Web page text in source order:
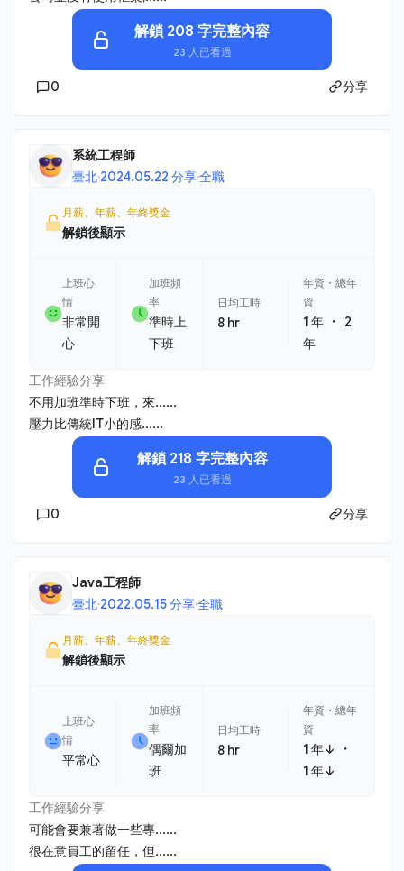
解鎖 208 字完整內容
23 人已看過
0 分享
系統工程師
臺北·2024.05.22 分享·全職
月薪、年薪、年終獎金
解鎖後顯示
上班心
情
非常開
心
加班頻
率
準時上
下班
日均工時
8 hr
年資・總年
資
1 年 ・
2
年
工作經驗分享
不用加班準時下班，來......
壓力比傳統IT小的感......
解鎖 218 字完整內容
23 人已看過
0 分享
Java工程師
臺北·2022.05.15 分享·全職
月薪、年薪、年終獎金
解鎖後顯示
上班心
情
平常心
加班頻
率
偶爾加
班
日均工時
8 hr
年資・總年
資
1 年↓ ・
1 年↓
工作經驗分享
可能會要兼著做一些專......
很在意員工的留任，但......